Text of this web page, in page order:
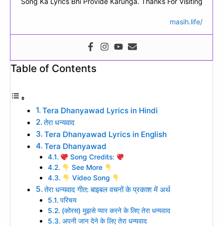
masih.life/
Table of Contents
Tera Dhanyawad Lyrics in Hindi
तेरा धन्यवाद
Tera Dhanyawad Lyrics in English
Tera Dhanyawad
Song Credits:
See More
Video Song
तेरा धन्यवाद गीत: बाइबल वचनों के प्रकाश में अर्थ
परिचय
(कोरस) मुझसे प्यार करने के लिए तेरा धन्यवाद
अपनी जान देने के लिए तेरा धन्यवाद